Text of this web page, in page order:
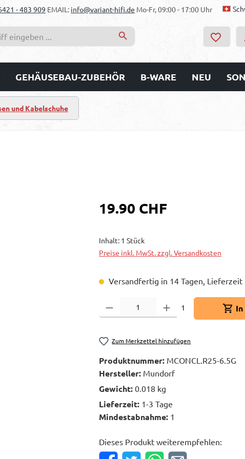
- 483 909 EMAIL: info@variant-hifi.de Mo-Fr, 09:00 - 17:00 Uhr
GEHÄUSEBAU-ZUBEHÖR B-WARE NEU
und Kabelschuhe
Regulärer Preis:
19.90 CHF
Inhalt: 1 Stück
Preise inkl. MwSt. zzgl. Versandkosten
Versandfertig in 14 Tagen, Lieferzeit
Produkt Anzahl: Gib den gewünschten
1
Zum Merkzettel hinzufügen
Produktnummer: MCONCL.R25-6.5G
Hersteller: Mundorf
Gewicht:0.018 kg
Lieferzeit: 1-3 Tage
Mindestabnahme: 1
Dieses Produkt weiterempfehlen: